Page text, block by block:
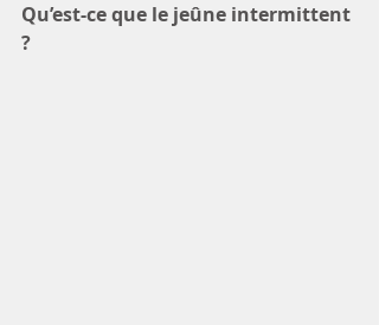
Qu’est-ce que le jeûne intermittent
?